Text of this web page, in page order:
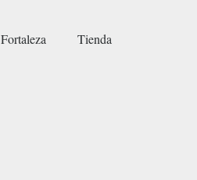
Fortaleza Tienda